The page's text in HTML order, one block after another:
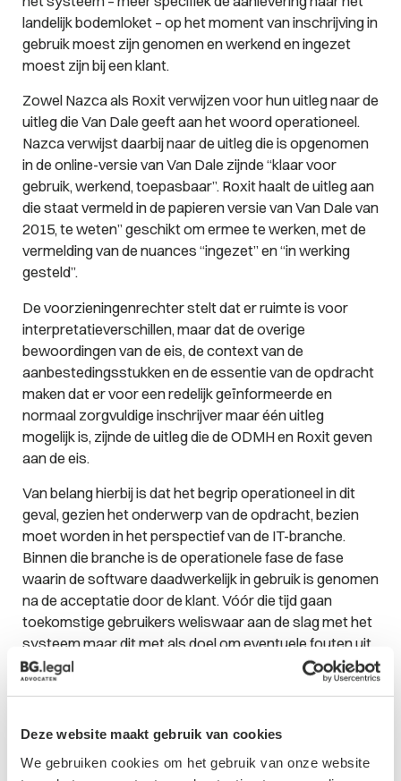
Deze website maakt gebruik van cookies
We gebruiken cookies om het gebruik van onze website
landelijk bodemloket – op het moment van inschrijving in
gebruik moest zijn genomen en werkend en ingezet
moest zijn bij een klant.
Zowel Nazca als Roxit verwijzen voor hun uitleg naar de
uitleg die Van Dale geeft aan het woord operationeel.
Nazca verwijst daarbij naar de uitleg die is opgenomen
in de online-versie van Van Dale zijnde “klaar voor
gebruik, werkend, toepasbaar”. Roxit haalt de uitleg aan
die staat vermeld in de papieren versie van Van Dale van
2015, te weten” geschikt om ermee te werken, met de
vermelding van de nuances “ingezet” en “in werking
gesteld”.
De voorzieningenrechter stelt dat er ruimte is voor
interpretatieverschillen, maar dat de overige
bewoordingen van de eis, de context van de
aanbestedingsstukken en de essentie van de opdracht
maken dat er voor een redelijk geïnformeerde en
normaal zorgvuldige inschrijver maar één uitleg
mogelijk is, zijnde de uitleg die de ODMH en Roxit geven
aan de eis.
Van belang hierbij is dat het begrip operationeel in dit
geval, gezien het onderwerp van de opdracht, bezien
moet worden in het perspectief van de IT-branche.
Binnen die branche is de operationele fase de fase
waarin de software daadwerkelijk in gebruik is genomen
na de acceptatie door de klant. Vóór die tijd gaan
toekomstige gebruikers weliswaar aan de slag met het
systeem maar dit met als doel om eventuele fouten uit
het systeem te halen alvorens tot acceptatie wordt
overgegaan. Pas na ingebruikname gaan alle
het systeem in de dagelijkse praktijk werkt. Dan pas is